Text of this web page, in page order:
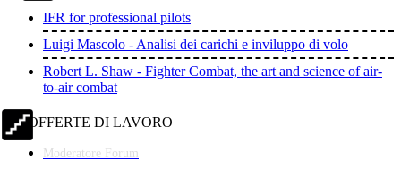
IFR for professional pilots
Luigi Mascolo - Analisi dei carichi e inviluppo di volo
Robert L. Shaw - Fighter Combat, the art and science of air-
to-air combat
OFFERTE DI LAVORO
Moderatore Forum